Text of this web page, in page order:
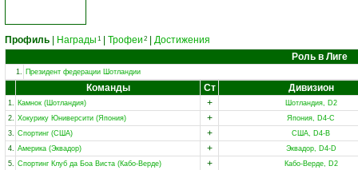
Профиль Награды 1 Трофеи 2
Достижения
Роль в Лиге
1. Президент федерации Шотландии
Команды Ст Дивизион
1. Камнок (Шотландия) +
Шотландия, D2
2. Хокурику Юниверсити (Япония) +
Япония, D4-C
3. Спортинг (США) +
США, D4-B
4. Америка (Эквадор) +
Эквадор, D4-D
5. Спортинг Клуб да Боа Виста (Кабо-Верде) +
Кабо-Верде, D2